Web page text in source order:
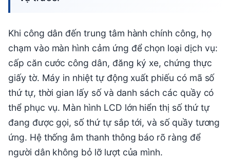
Khi công dân đến trung tâm hành chính công, họ
chạm vào màn hình cảm ứng để chọn loại dịch vụ:
cấp căn cước công dân, đăng ký xe, chứng thực
giấy tờ. Máy in nhiệt tự động xuất phiếu có mã số
thứ tự, thời gian lấy số và danh sách các quầy có
thể phục vụ. Màn hình LCD lớn hiển thị số thứ tự
đang được gọi, số thứ tự sắp tới, và số quầy tương
ứng. Hệ thống âm thanh thông báo rõ ràng để
người dân không bỏ lỡ lượt của mình.